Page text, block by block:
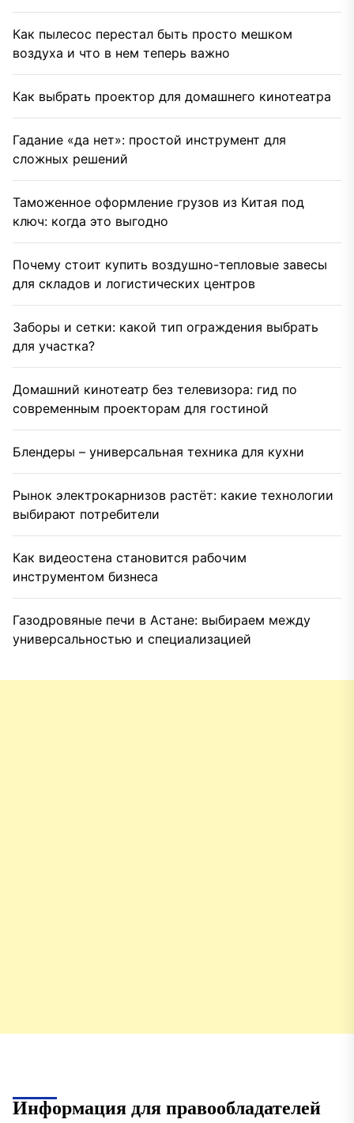
Как пылесос перестал быть просто мешком
воздуха и что в нем теперь важно
Как выбрать проектор для домашнего кинотеатра
Гадание «да нет»: простой инструмент для
сложных решений
Таможенное оформление грузов из Китая под
ключ: когда это выгодно
Почему стоит купить воздушно-тепловые завесы
для складов и логистических центров
Заборы и сетки: какой тип ограждения выбрать
для участка?
Домашний кинотеатр без телевизора: гид по
современным проекторам для гостиной
Блендеры – универсальная техника для кухни
Рынок электрокарнизов растёт: какие технологии
выбирают потребители
Как видеостена становится рабочим
инструментом бизнеса
Газодровяные печи в Астане: выбираем между
универсальностью и специализацией
Информация для правообладателей